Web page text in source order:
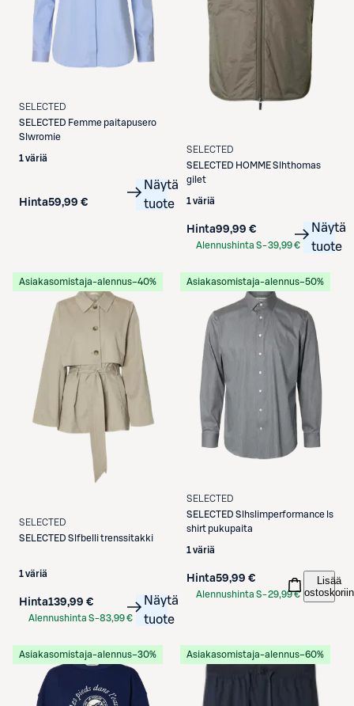
SELECTED
SELECTED Femme paitapusero
Slwromie
1 väriä
Hinta59,99 €
Näytä
tuote
SELECTED
SELECTED HOMME Slhthomas
gilet
1 väriä
Hinta99,99 €
Alennushinta S-39,99 €
Näytä
tuote
Asiakasomistaja-alennus−40%
SELECTED
SELECTED Slfbelli trenssitakki
1 väriä
Hinta139,99 €
Alennushinta S-83,99 €
Näytä
tuote
Asiakasomistaja-alennus−50%
SELECTED
SELECTED Slhslimperformance ls
shirt pukupaita
1 väriä
Hinta59,99 €
Alennushinta S-29,99 €
Lisää
ostoskoriin
Asiakasomistaja-alennus−30% Asiakasomistaja-alennus−60%